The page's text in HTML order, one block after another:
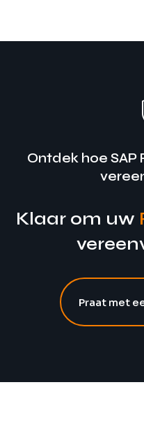
Ontdek hoe SAP
Klaar om uw
Praat met